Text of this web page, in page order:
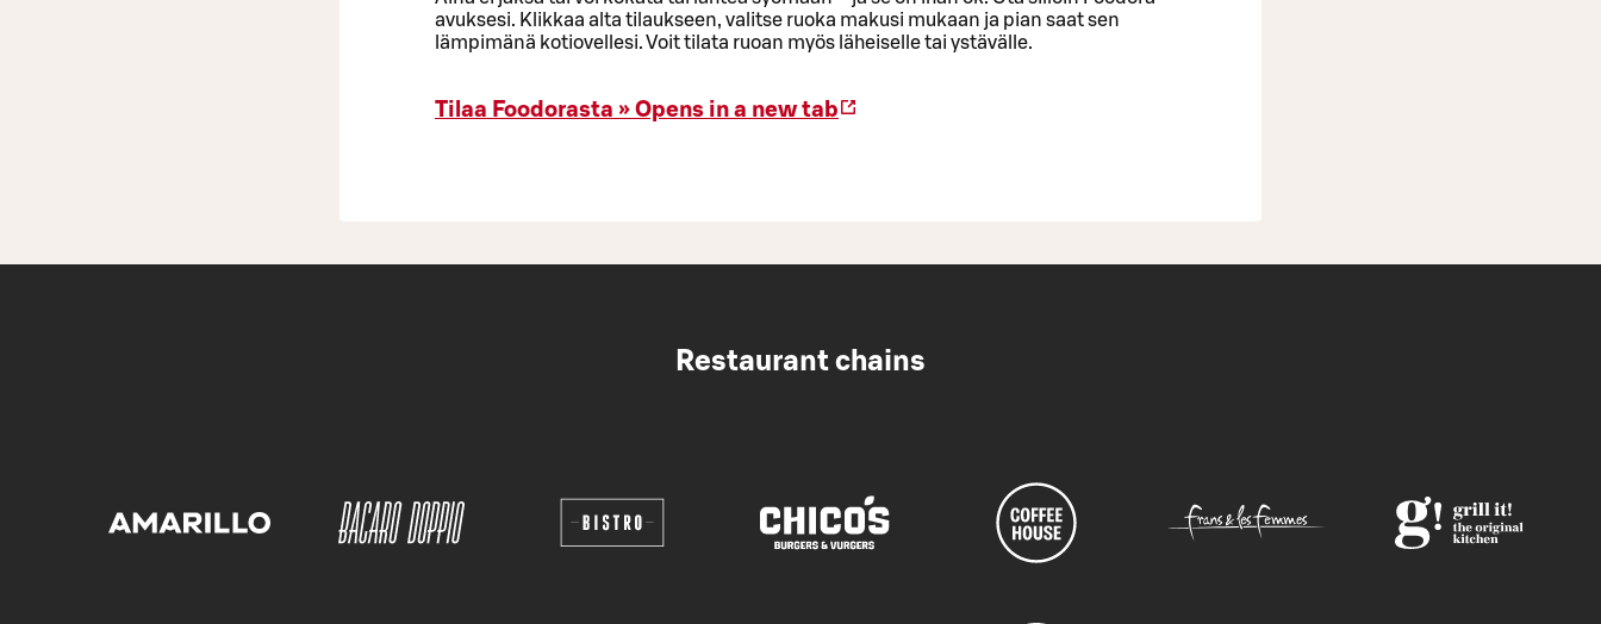
avuksesi. Klikkaa alta tilaukseen, valitse ruoka makusi mukaan ja pian saat sen
lämpimänä kotiovellesi. Voit tilata ruoan myös läheiselle tai ystävälle.
Tilaa Foodorasta » Opens in a new tab
Restaurant chains